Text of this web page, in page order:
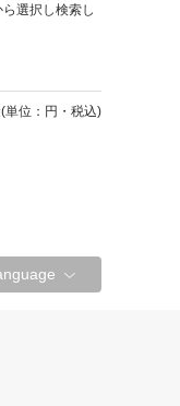
選択し検索し
(単位：円・税込)